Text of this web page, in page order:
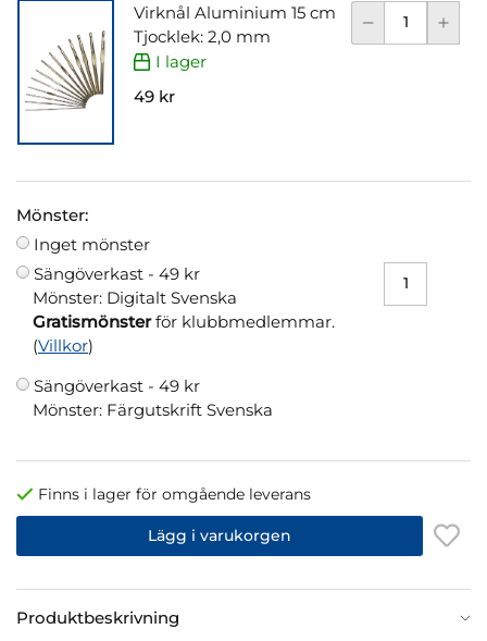
Virknål Aluminium 15 cm
Tjocklek: 2,0 mm
I lager
49 kr
Mönster:
Inget mönster
Sängöverkast - 49 kr
Mönster: Digitalt Svenska
Gratismönsterför klubbmedlemmar.
(Villkor)
Sängöverkast - 49 kr
Mönster: Färgutskrift Svenska
Finns i lager för omgående leverans
Lägg i varukorgen
Produktbeskrivning